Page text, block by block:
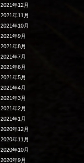
2021年12月
2021年11月
2021年10月
2021年9月
2021年8月
2021年7月
2021年6月
2021年5月
2021年4月
2021年3月
2021年2月
2021年1月
2020年12月
2020年11月
2020年10月
2020年9月